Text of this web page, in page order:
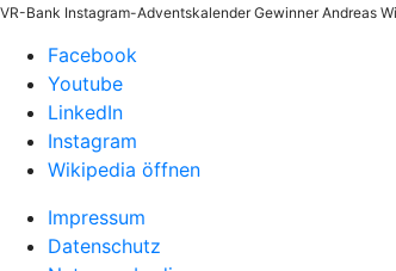
VR-Bank Instagram-Adventskalender Gewinner Andreas
Facebook
Youtube
LinkedIn
Instagram
Wikipedia öffnen
Impressum
Datenschutz